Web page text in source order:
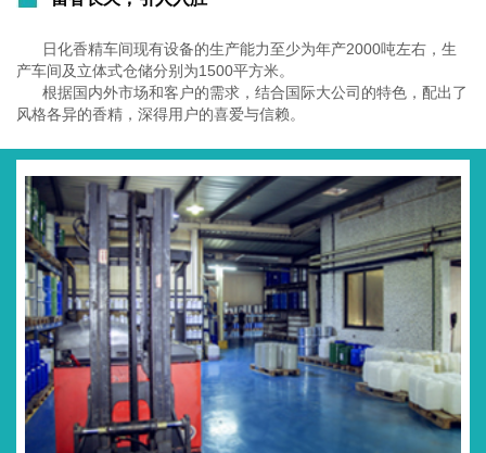
日化香精车间现有设备的生产能力至少为年产2000吨左右，生
产车间及立体式仓储分别为1500平方米。
根据国内外市场和客户的需求，结合国际大公司的特色，配出了
风格各异的香精，深得用户的喜爱与信赖。